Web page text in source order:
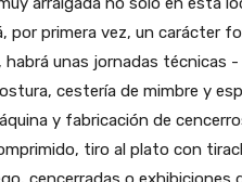
por primera vez, un carácter
unas jornadas técnicas -
cestería de mimbre y
y fabricación de
tiro al plato con